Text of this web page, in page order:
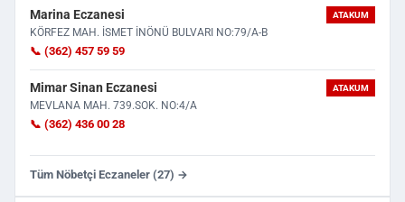
Marina Eczanesi ATAKUM
KÖRFEZ MAH. İSMET İNÖNÜ BULVARI NO:79/A-B
📞 (362) 457 59 59
Mimar Sinan Eczanesi ATAKUM
MEVLANA MAH. 739.SOK. NO:4/A
📞 (362) 436 00 28
Tüm Nöbetçi Eczaneler (27) →